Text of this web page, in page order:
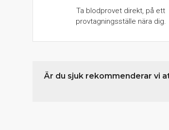
Ta blodprovet direkt, på ett
provtagningsställe nära dig.
Är du sjuk rekommenderar vi